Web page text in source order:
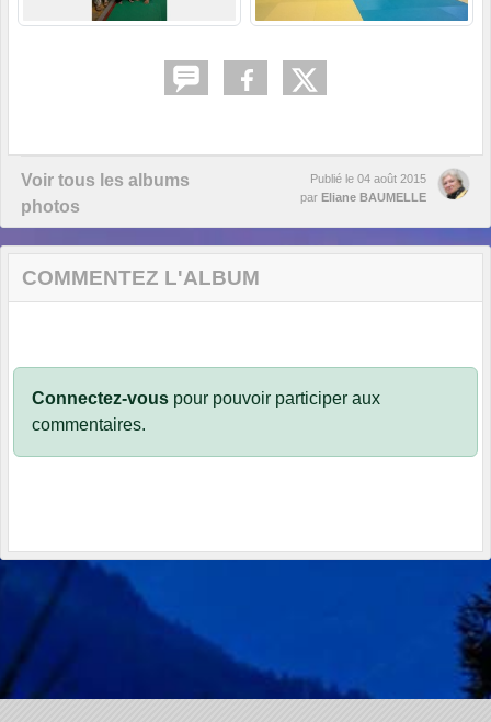
Voir tous les albums
photos
Publié le 04 août 2015
par Eliane BAUMELLE
COMMENTEZ L'ALBUM
Connectez-vous pour pouvoir participer aux
commentaires.